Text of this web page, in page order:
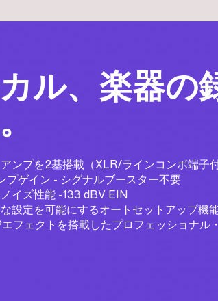
ル、楽器の
ンプを2基搭載（XLR/ラインコンボ端子
プゲイン - シグナルブースター不要
イズ性能 -133 dBV EIN
設定を可能にするオートセットアップ機
フェクトを搭載したプロフェッショナル